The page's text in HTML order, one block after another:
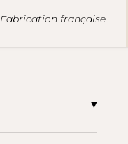
Fabrication française